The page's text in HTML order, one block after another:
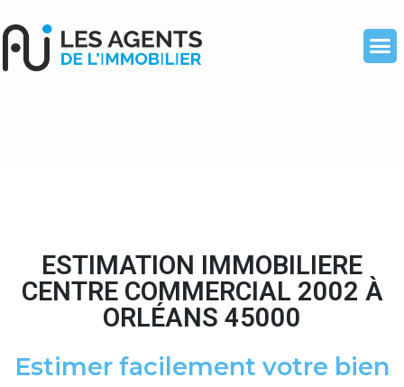
ESTIMATION IMMOBILIERE
CENTRE COMMERCIAL 2002 À
ORLÉANS 45000
Estimer facilement votre bien